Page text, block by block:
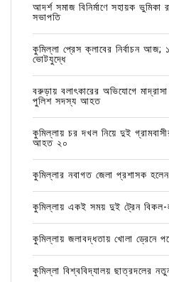
আদর্শ সমাজ বিনির্মাণে সহায়ক
সভাপতি
কুমিল্লা প্রেস ক্লাবের নির্বাচন আজ;
ভোটযুদ্ধে
বরুড়ায় বলাৎকারের অভিযোগে
পুলিশ সদস্য আহত
কুমিল্লায় চর দখল নিয়ে দুই
আহত ২০
কুমিল্লার নবাগত জেলা প্রশাসক
কুমিল্লায় একই সময় দুই ট্রেন
কুমিল্লায় জলাবদ্ধতায় খোলা ড্রেনে
কুমিল্লা বিশ্ববিদ্যালয় ছাত্রদলের